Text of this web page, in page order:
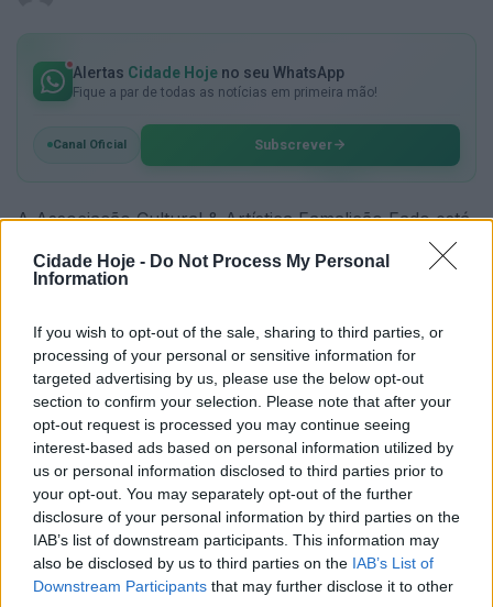
Cidade Hoje - Do Not Process My Personal
Information
If you wish to opt-out of the sale, sharing to third parties, or
processing of your personal or sensitive information for
targeted advertising by us, please use the below opt-out
section to confirm your selection. Please note that after your
opt-out request is processed you may continue seeing
interest-based ads based on personal information utilized by
us or personal information disclosed to third parties prior to
your opt-out. You may separately opt-out of the further
disclosure of your personal information by third parties on the
IAB’s list of downstream participants. This information may
also be disclosed by us to third parties on the IAB’s List of
Downstream Participants that may further disclose it to other
Alertas Cidade Hoje no seu WhatsApp
Fique a par de todas as notícias em primeira mão!
Canal Oficial Subscrever
A Associação Cultural & Artística Famalicão Fado está
participação especial de Pedro Moutinho. O conhecido
Fado que decorre a partir das 21h30 na Praça Manuel
Sottomaior (Rua Direita), no centro da cidade.
Também vão subir ao palco as vozes dos fadistas
Patrícia Costa, Joaquim Macedo, Vânia Leal, Sara